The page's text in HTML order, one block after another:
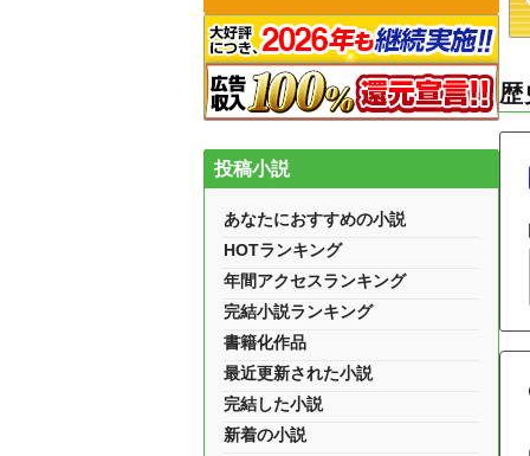
歴
投稿小説
あなたにおすすめの小説
HOTランキング
年間アクセスランキング
完結小説ランキング
書籍化作品
最近更新された小説
完結した小説
新着の小説